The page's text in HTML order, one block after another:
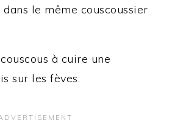
le même couscoussier
à cuire une
sur les fèves.